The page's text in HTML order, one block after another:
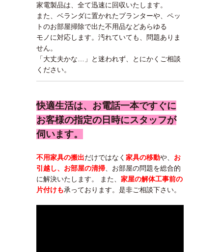
家電製品は、全て迅速に回収いたします。
また、ベランダに置かれたプランターや、ペッ
トのお部屋掃除で出た不用品などあらゆる
モノに対応します。汚れていても、問題ありま
せん。
「大丈夫かな…」と迷われず、とにかくご相談
ください。
快適生活は、お電話一本ですぐに
お客様の指定の日時にスタッフが
伺います。
不用家具の搬出だけではなく 家具の移動や、 お
引越し、お部屋の清掃 、お部屋の問題を総合的
に解決いたします。 また、 家屋の解体工事前の
片付けも承っております。是非ご相談下さい。